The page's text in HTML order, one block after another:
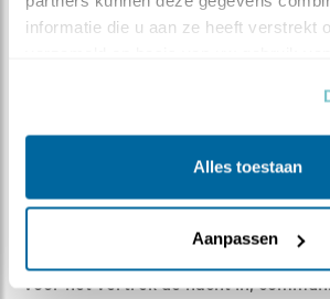
informatie die u aan ze heeft verstrekt
Alles toestaan
Aanpassen
Gesprek man-vrouw-
Geert | Geplaatst op 7 maart 2020,
Bewaar dit filmpje|
1015x
Voor het vertrek de nacht in,